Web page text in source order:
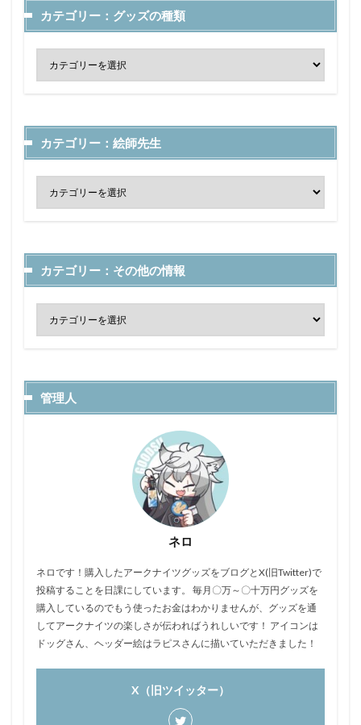
カテゴリー：グッズの種類
カテゴリー：絵師先生
カテゴリー：その他の情報
管理人
ネロ
ネロです！購入したアークナイツグッズをブログとX(旧Twitter)で
投稿することを日課にしています。 毎月〇万～〇十万円グッズを
購入しているのでもう使ったお金はわかりませんが、グッズを通
してアークナイツの楽しさが伝わればうれしいです！ アイコンは
ドッグさん、ヘッダー絵はラピスさんに描いていただきました！
X（旧ツイッター）